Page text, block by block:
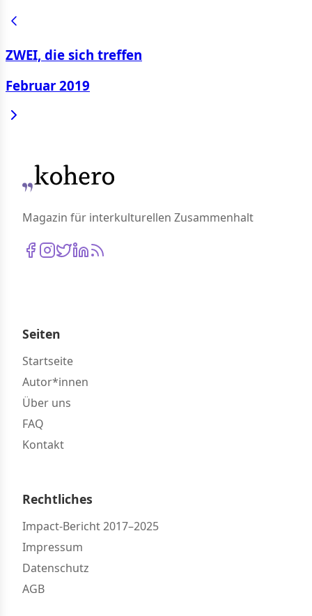
ZWEI, die sich treffen
Februar 2019
Magazin für interkulturellen Zusammenhalt
Seiten
Startseite
Autor*innen
Über uns
FAQ
Kontakt
Rechtliches
Impact-Bericht 2017–2025
Impressum
Datenschutz
AGB